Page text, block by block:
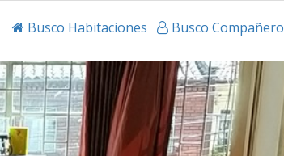
Busco Habitaciones Busco Compañero